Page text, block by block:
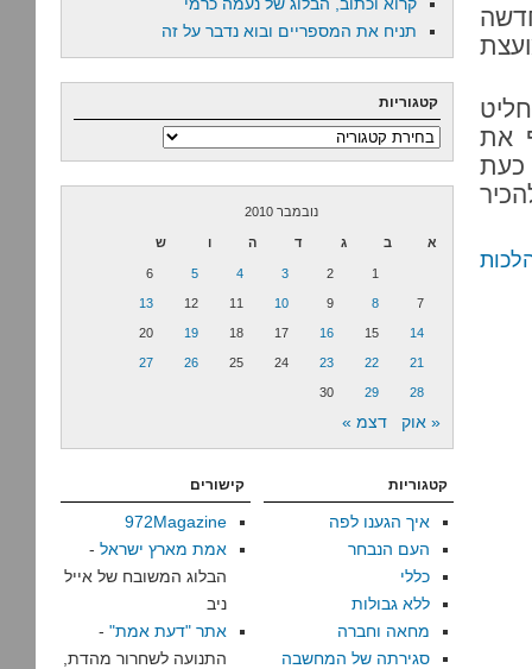
את
כעת
תניח את המספריים ובוא נדבר על זה
קטגוריות
קטגוריות
נובמבר 2010
א ב ג ד ה ו ש
1
2
3
4
5
6
7
8
9
10
11
12
13
14
15
16
17
18
19
20
21
22
23
24
25
26
27
28
29
30
« אוק דצמ »
קטגוריות
איך הגענו לפה
העם הנבחר
כללי
ללא גבולות
מחאה וחברה
סגירתה של המחשבה
קישורים
972Magazine
אמת מארץ ישראל -
הבלוג המשובח של אייל
ניב
אתר "דעת אמת" -
התנועה לשחרור מהדת,